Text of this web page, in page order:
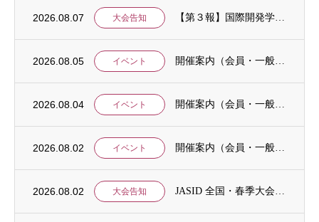
2026.08.07 大会告知
2026.08.05 イベント
2026.08.04 イベント
2026.08.02 イベント
2026.08.02 大会告知